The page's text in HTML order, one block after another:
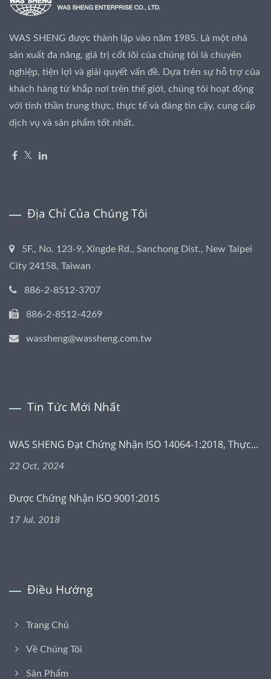
WAS SHENG được thành lập vào năm 1985. Là một nhà
sản xuất đa năng, giá trị cốt lõi của chúng tôi là chuyên
nghiệp, tiện lợi và giải quyết vấn đề. Dựa trên sự hỗ trợ của
khách hàng từ khắp nơi trên thế giới, chúng tôi hoạt động
với tinh thần trung thực, thực tế và đáng tin cậy, cung cấp
dịch vụ và sản phẩm tốt nhất.
Địa Chỉ Của Chúng Tôi
5F., No. 123-9, Xingde Rd., Sanchong Dist., New Taipei
City 24158, Taiwan
886-2-8512-3707
886-2-8512-4269
wassheng@wassheng.com.tw
Tin Tức Mới Nhất
WAS SHENG Đạt Chứng Nhận ISO 14064-1:2018, Thực...
22 Oct, 2024
Được Chứng Nhận ISO 9001:2015
17 Jul, 2018
Điều Hướng
Trang Chủ
Về Chúng Tôi
Sản Phẩm